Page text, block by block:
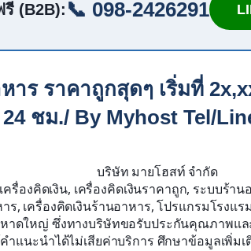
(B2B): 📞 098-2426291
าร ราคาถูกสุดๆ เริ่มที่
ชม./ By Myhost Tel/
บริษัท มายโฮสท์ จำกัด
ครื่องคิดเงิน, เครื่องคิดเงินราคาถูก, ระบบร้า
ร, เครื่องคิดเงินร้านอาหาร, โปรแกรมโรงแร
หาดใหญ่ ซึ่งทางบริษัทขอรับประกันคุณภาพแ
ำแนะนำได้ไม่เสียค่าบริการ ศึกษาข้อมูลเพิ่ม